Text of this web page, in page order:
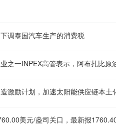
调泰国汽车生产的消费税
之一INPEX高管表示，阿布扎比